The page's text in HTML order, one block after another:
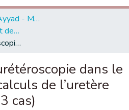
Université Cadi Ayyad - Marrakech
Faculté de Médecine et de Pharmacie - Marrakech
Utilisation de l’urétéroscopie dans le traitement des calculs de l’uretère (à propos de 103 cas)
dans le
de l’uretère
cas)